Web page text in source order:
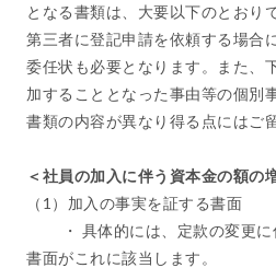
となる書類は、大要以下のとおり
第三者に登記申請を依頼する場合
委任状も必要となります。また、
加することとなった事由等の個別
書類の内容が異なり得る点にはご
＜社員の加入に伴う資本金の額の
（1）加入の事実を証する書面
・ 具体的には、定款の変更に
書面がこれに該当します。